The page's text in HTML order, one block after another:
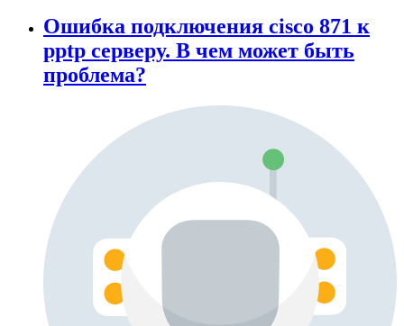
Ошибка подключения cisco 871 к
pptp серверу. В чем может быть
проблема?